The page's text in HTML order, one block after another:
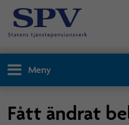
Meny
Fått ändrat